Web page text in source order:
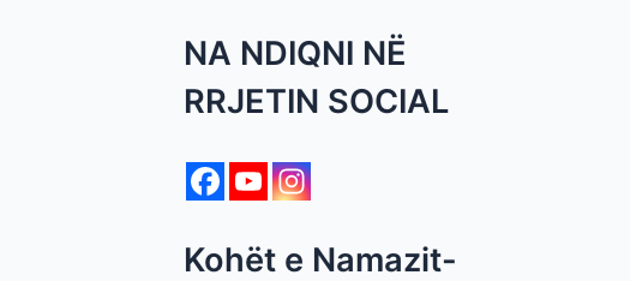
NA NDIQNI NË
RRJETIN SOCIAL
Kohët e Namazit-